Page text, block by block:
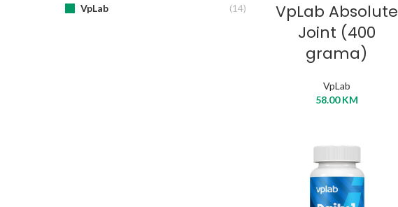
VpLab (14)
VpLab Absolute
Joint (400
grama)
VpLab
58.00KM